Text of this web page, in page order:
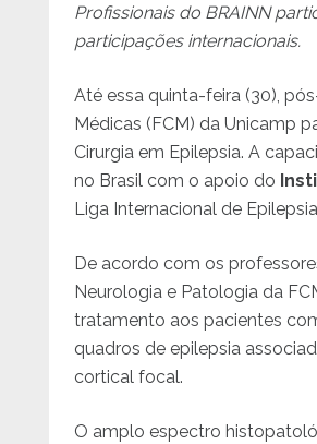
Profissionais do BRAINN
participações internacionais.
Até essa quinta-feira (30),
Médicas (FCM) da Unicamp
Cirurgia em Epilepsia. A
no Brasil com o apoio do
Liga Internacional de
De acordo com os
Neurologia e Patologia da
tratamento aos pacientes
quadros de epilepsia
cortical focal.
O amplo espectro